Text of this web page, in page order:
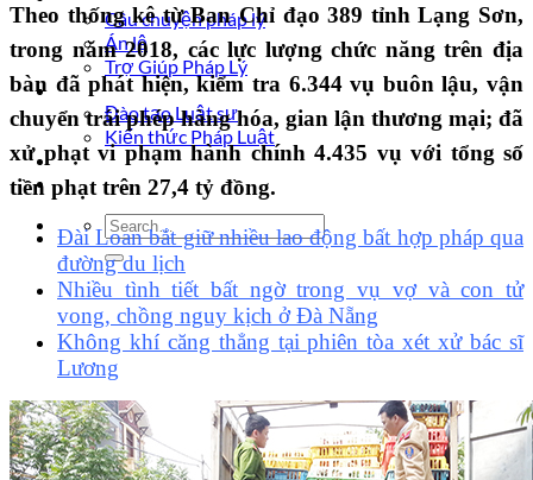
Câu chuyện pháp lý
Án lệ
Trợ Giúp Pháp Lý
Nghề Luật
Đào tạo Luật sư
Kiến thức Pháp Luật
Kinh nghiệm – Kỹ năng
Tin tức pháp luật
Theo thống kê từ Ban Chỉ đạo 389 tỉnh Lạng Sơn,
trong năm 2018, các lực lượng chức năng trên địa
bàn đã phát hiện, kiểm tra 6.344 vụ buôn lậu, vận
chuyển trái phép hàng hóa, gian lận thương mại; đã
xử phạt vi phạm hành chính 4.435 vụ với tổng số
tiền phạt trên 27,4 tỷ đồng.
Đài Loan bắt giữ nhiều lao động bất hợp pháp qua
đường du lịch
Nhiều tình tiết bất ngờ trong vụ vợ và con tử
vong, chồng nguy kịch ở Đà Nẵng
Không khí căng thẳng tại phiên tòa xét xử bác sĩ
Lương